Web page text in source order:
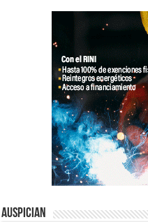
Auspician